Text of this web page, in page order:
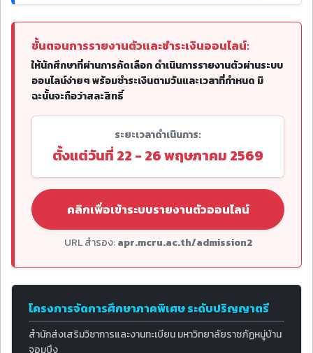
ขั้นตอนการรายงานตัวและชำระเงินออนไลน์:
ให้นักศึกษาที่ผ่านการคัดเลือก ดำเนินการรายงานตัวผ่านระบบ
ออนไลน์ง่ายๆ พร้อมชำระเงินตามวันและเวลาที่กำหนด มิ
ฉะนั้นจะถือว่าสละสิทธิ์
ระยะเวลาดำเนินการ:
ตั้งแต่วันที่ 22 - 26 พฤษภาคม 2569
คลิกเพื่อเข้าระบบรายงานตัวออนไลน์
URL สำรอง:apr.mcru.ac.th/admission2
โครงการจัดการศึกษาภาคพิเศษ ระดับปริญญาตรี
สำนักส่งเสริมวิชาการและงานทะเบียน มหาวิทยาลัยราชภัฏหมู่บ้าน
จอมบึง